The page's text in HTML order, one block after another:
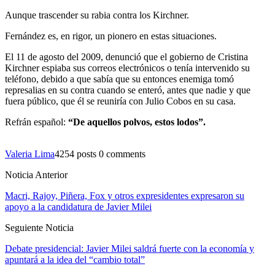
Aunque trascender su rabia contra los Kirchner.
Fernández es, en rigor, un pionero en estas situaciones.
El 11 de agosto del 2009, denunció que el gobierno de Cristina
Kirchner espiaba sus correos electrónicos o tenía intervenido su
teléfono, debido a que sabía que su entonces enemiga tomó
represalias en su contra cuando se enteró, antes que nadie y que
fuera público, que él se reuniría con Julio Cobos en su casa.
Refrán español: “De aquellos polvos, estos lodos”.
Valeria Lima4254 posts 0 comments
Noticia Anterior
Macri, Rajoy, Piñera, Fox y otros expresidentes expresaron su
apoyo a la candidatura de Javier Milei
Seguiente Noticia
Debate presidencial: Javier Milei saldrá fuerte con la economía y
apuntará a la idea del “cambio total”